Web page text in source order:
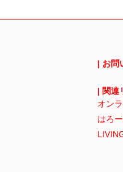
| お問
| 関連
オン
はろ